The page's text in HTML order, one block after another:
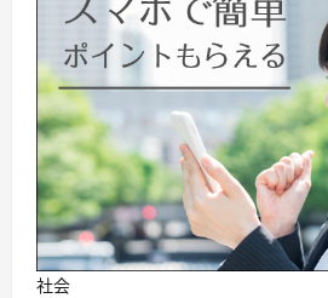
社会